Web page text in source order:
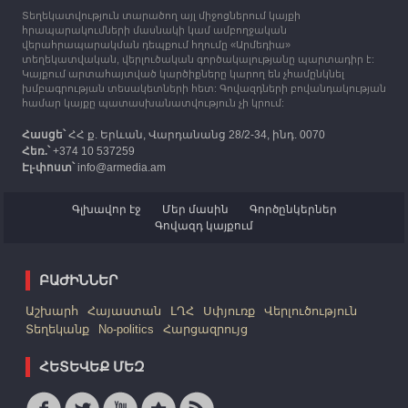
12:25 30.09.2023
Հայաստան է ժամանել բռնի տեղահանված 100
հազար 417 արցախցի
Տեղեկատվություն տարածող այլ միջոցներում կայքի
հրապարակումների մասնակի կամ ամբողջական
վերահրապարակման դեպքում հղումը «Արմեդիա»
տեղեկատվական, վերլուծական գործակալությանը պարտադիր է:
Կայքում արտահայտված կարծիքները կարող են չհամընկնել
խմբագրության տեսակետների հետ: Գովազդների բովանդակության
համար կայքը պատասխանատվություն չի կրում:
Հասցե՝ՀՀ ք. Երևան, Վարդանանց 28/2-34, ինդ. 0070
Հեռ.՝+374 10 537259
Էլ-փոստ՝info@armedia.am
Գլխավոր էջ Մեր մասին
Գործընկերներ
Գովազդ կայքում
ԲԱԺԻՆՆԵՐ
Աշխարհ Հայաստան ԼՂՀ Սփյուռք
Վերլուծություն
Տեղեկանք
No-politics Հարցազրույց
ՀԵՏԵՎԵՔ ՄԵԶ